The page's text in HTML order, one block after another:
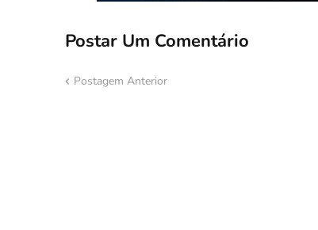
Postar Um Comentário
Postagem Anterior